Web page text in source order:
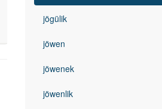
jögülik
jöwen
jöwenek
jöwenlik